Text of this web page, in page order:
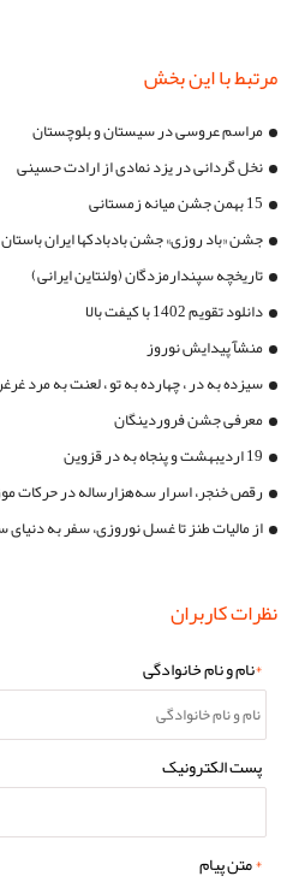
مرتبط با این بخش
مراسم عروسی در سیستان و بلوچستان
نخل گردانی در یزد نمادی از ارادت حسینی
15 بهمن جشن میانه زمستانی
جشن «باد روزی» جشن بادبادکها ایران باستان
تاریخچه سپندارمزدگان (ولنتاین ایرانی)
دانلود تقویم 1402 با کیفت بالا
منشآ پیدایش نوروز
سیزده به در ، چهارده به تو ، لعنت به مرد
معرفی جشن فروردینگان
19 اردیبهشت و پنجاه به در قزوین
رقص خنجر، اسرار سه‌هزارساله در حرکات
از مالیات طنز تا غسل نوروزی، سفر به دنیای
نظرات کاربران
*نام و نام خانوادگی
پست الکترونیک
*متن پیام